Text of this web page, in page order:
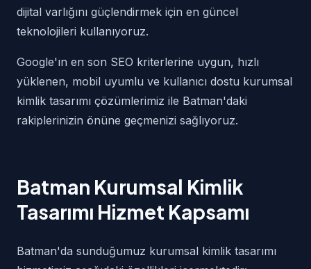
dijital varlığını güçlendirmek için en güncel
teknolojileri kullanıyoruz.
Google'ın en son SEO kriterlerine uygun, hızlı
yüklenen, mobil uyumlu ve kullanıcı dostu kurumsal
kimlik tasarımı çözümlerimiz ile Batman'daki
rakiplerinizin önüne geçmenizi sağlıyoruz.
Batman Kurumsal Kimlik
Tasarımı Hizmet Kapsamı
Batman'da sunduğumuz kurumsal kimlik tasarımı